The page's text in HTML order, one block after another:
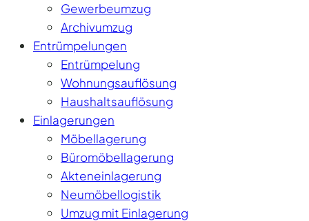
Gewerbeumzug
Archivumzug
Entrümpelungen
Entrümpelung
Wohnungsauflösung
Haushaltsauflösung
Einlagerungen
Möbellagerung
Büromöbellagerung
Akteneinlagerung
Neumöbellogistik
Umzug mit Einlagerung